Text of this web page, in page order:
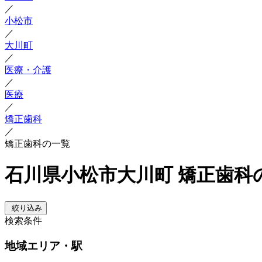
／
小松市
／
大川町
／
医療・介護
／
医療
／
矯正歯科
／
矯正歯科の一覧
石川県小松市大川町 矯正歯科
絞り込み
検索条件
地域エリア・駅